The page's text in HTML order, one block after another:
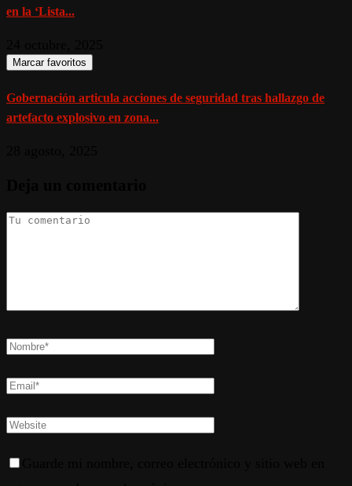
en la ‘Lista...
Marcar favoritos
Gobernación articula acciones de seguridad tras hallazgo de
artefacto explosivo en zona...